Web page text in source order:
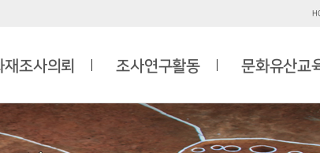
재조사의뢰 조사연구활동 문화유산교